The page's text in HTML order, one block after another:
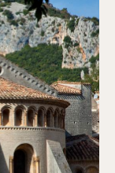
à fin
une
et savoir